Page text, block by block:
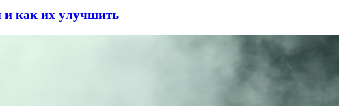
и как их улучшить